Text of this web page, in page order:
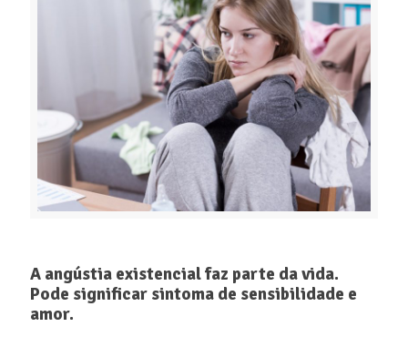
A angústia existencial faz parte da vida.
Pode significar sintoma de sensibilidade e
amor.